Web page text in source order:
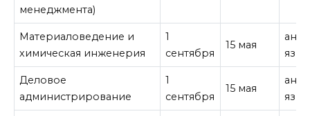
менеджмента)
Материаловедение и
химическая инженерия
1
сентября
15 мая
язык
Деловое
администрирование
1
сентября
15 мая
язык